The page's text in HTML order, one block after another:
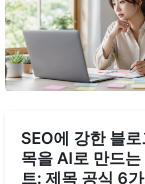
SEO에 강한 블
목을 AI로 만드
트: 제목 공식 6